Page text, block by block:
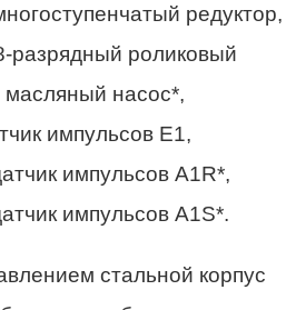
редуктор,
разрядный роликовый
насос*,
импульсов Е1,
импульсов A1R*,
импульсов A1S*.
стальной корпус